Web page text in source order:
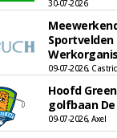
30-07-2026
Sportvelden
09-07-2026,
Hoofd
golfbaan
09-07-2026, Axel